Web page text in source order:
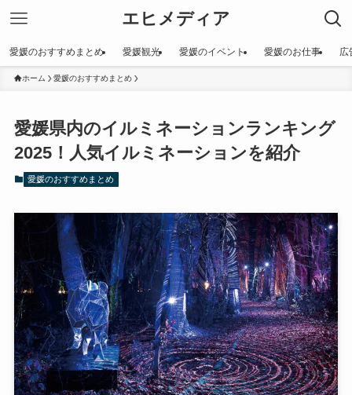
エヒメディア
愛媛のおすすめまとめ 愛媛観光 愛媛のイベント 愛媛のお仕事 広
ホーム 愛媛のおすすめまとめ
愛媛県内のイルミネーションランキング
2025！人気イルミネーションを紹介
愛媛のおすすめまとめ